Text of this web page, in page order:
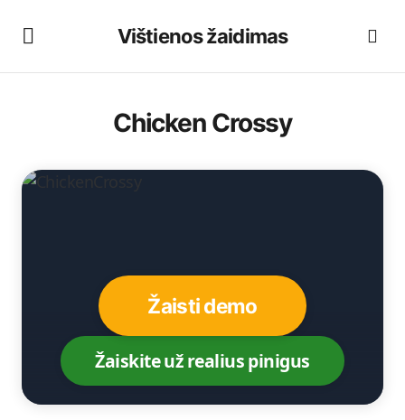
Vištienos žaidimas
Chicken Crossy
Žaisti demo
Žaiskite už realius pinigus